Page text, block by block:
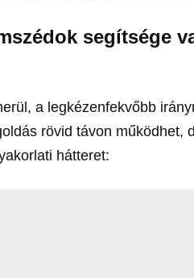
segítsége
a legkézenfekvőbb
rövid távon működhet,
hátteret: